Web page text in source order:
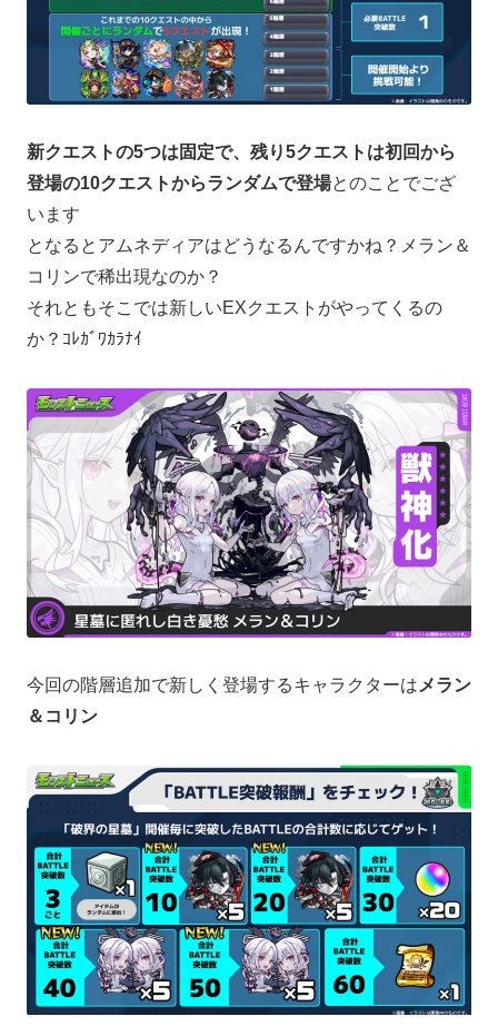
新クエストの5つは固定で、残り5クエストは初回から
登場の10クエストからランダムで登場とのことでござ
います
となるとアムネディアはどうなるんですかね？メラン＆
コリンで稀出現なのか？
それともそこでは新しいEXクエストがやってくるの
か？ｺﾚｶﾞﾜｶﾗﾅｲ
今回の階層追加で新しく登場するキャラクターは メラン
＆コリン